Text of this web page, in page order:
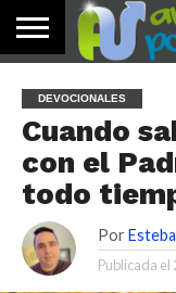
PALABRA
DE HOY
DEVOCIONALES
NOTICIAS
TESTIMONIOS
ORACIONES
SOBRE
NOSOTROS
IMÁGENES
DEVOCIONALES
Cuando
con el
todo
Por
Publicada el